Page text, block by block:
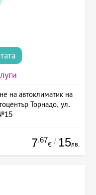
на автоклиматик на
Торнадо, ул.
7.67
€ / 15лв.